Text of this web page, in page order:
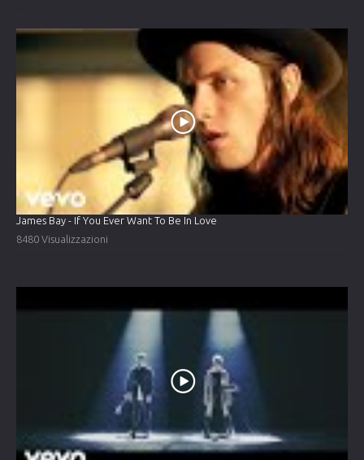
James Bay - If You Ever Want To Be In Love
8480 Visualizzazioni